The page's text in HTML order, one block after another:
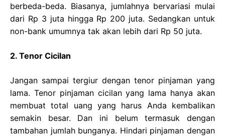
berbeda-beda. Biasanya, jumlahnya bervariasi mulai
dari Rp 3 juta hingga Rp 200 juta. Sedangkan untuk
non-bank umumnya tak akan lebih dari Rp 50 juta.
2. Tenor Cicilan
Jangan sampai tergiur dengan tenor pinjaman yang
lama. Tenor pinjaman cicilan yang lama hanya akan
membuat total uang yang harus Anda kembalikan
semakin besar. Dan ini belum termasuk dengan
tambahan jumlah bunganya. Hindari pinjaman dengan